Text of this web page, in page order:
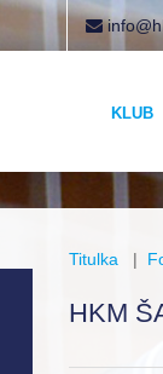
KLUB
Titulka |
HKM